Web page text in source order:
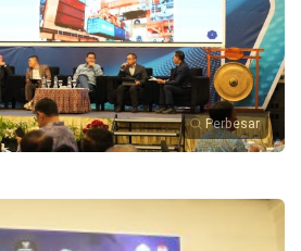
Perbesar